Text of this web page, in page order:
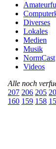
Diverses
Lokales
Medien
Musik
NormCast
Videos
Alle noch
207 206 205
160 159 158